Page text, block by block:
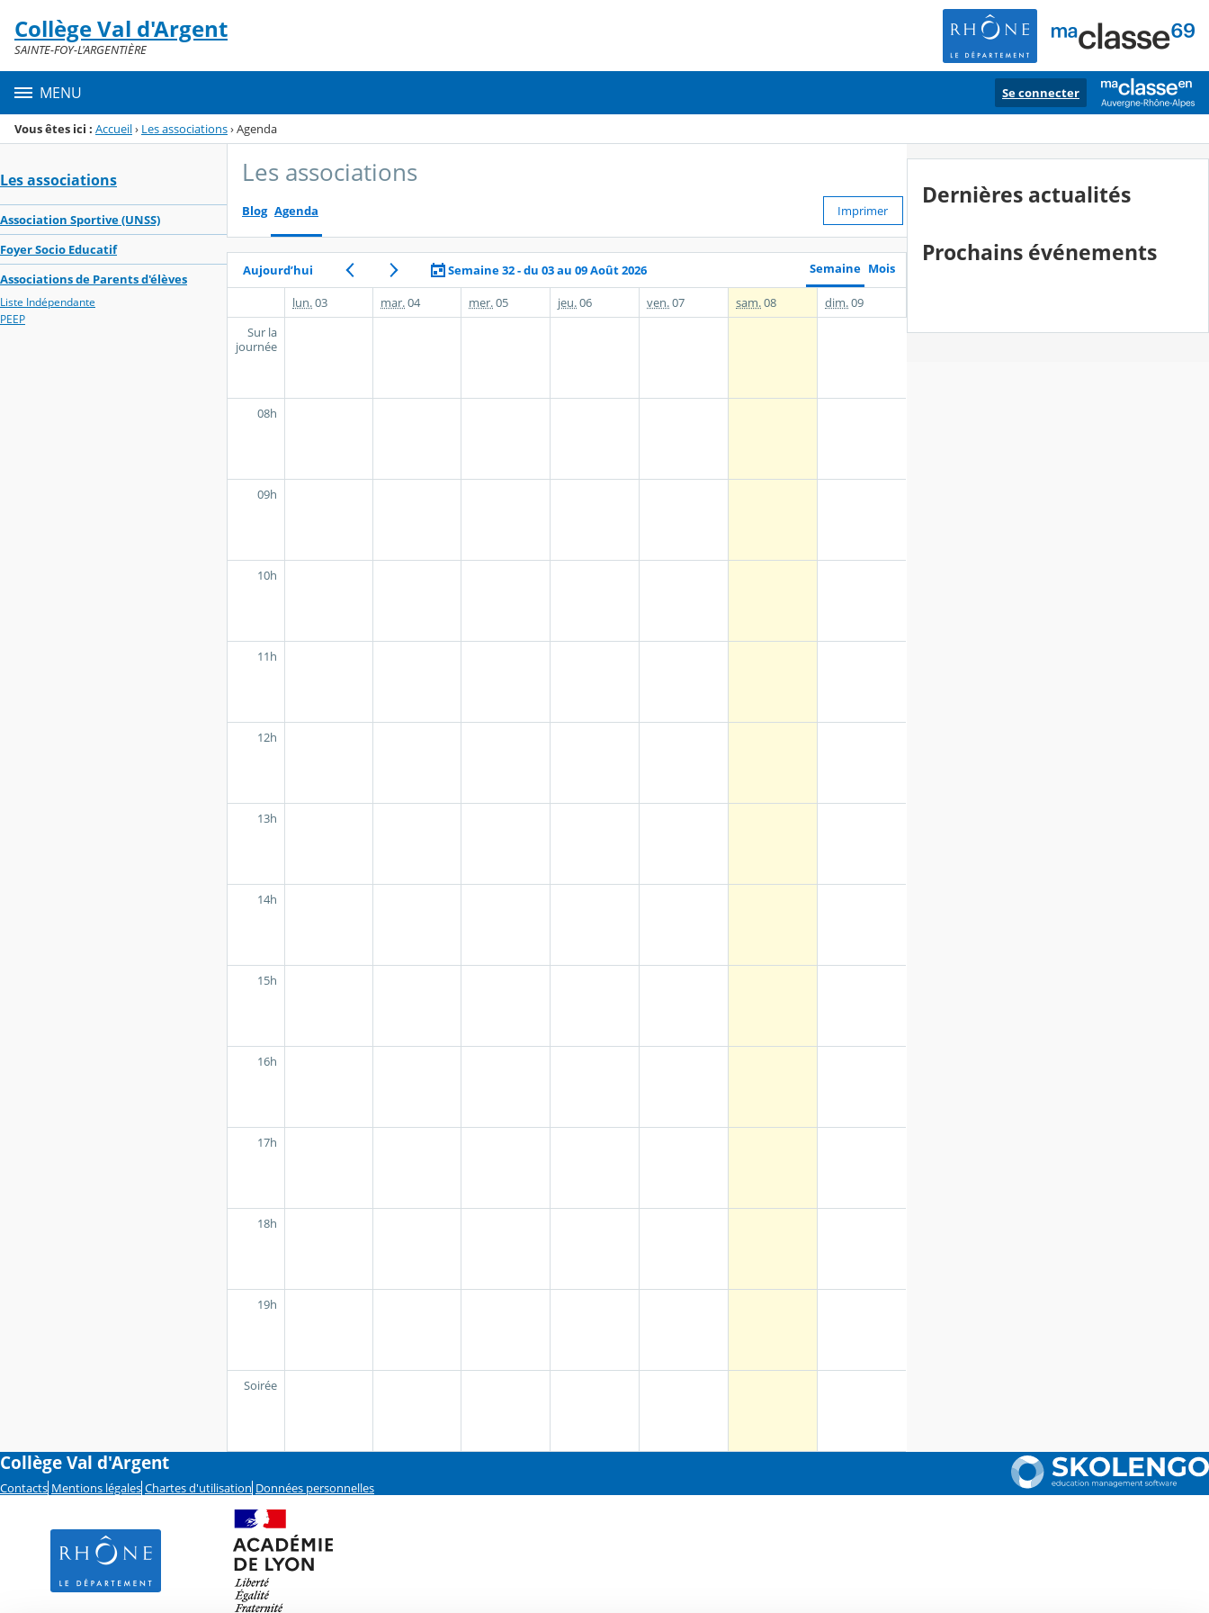
Menu de la rubrique
Contenu
Collège Val d'Argent
SAINTE-FOY-L'ARGENTIÈRE
MENU Se connecter
Vous êtes ici : Accueil› Les associations›Agenda
Les associations
Association Sportive (UNSS)
Foyer Socio Educatif
Associations de Parents d'élèves
Liste Indépendante
PEEP
Les associations
Blog Agenda Imprimer
Aujourd’hui Semaine 32 - du 03 au 09 Août 2026 Semaine Mois
lun.03 mar.04 mer.05 jeu.06 ven.07 sam.08 dim.09
Sur la
journée
08h
09h
10h
11h
12h
13h
14h
15h
16h
17h
18h
19h
Soirée
Dernières actualités
Prochains événements
Collège Val d'Argent
Contacts Mentions légales Chartes d'utilisation Données personnelles